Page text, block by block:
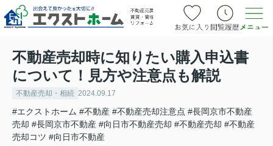
不動産売却時に知りたい購入申込書
について！見方や注意点も解説
不動産売却・相続 2024.09.17
#エクストホーム #不動産 #不動産売却注意点 #長岡京市不動産
売却 #長岡京市不動産 #向日市不動産売却 #不動産売却 #不動産
売却コツ #向日市不動産